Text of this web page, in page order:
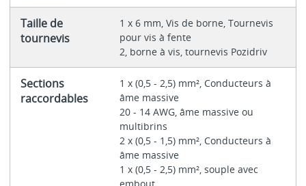
Taille de
tournevis
1 x 6 mm, Vis de borne, Tournevis
pour vis à fente
2, borne à vis, tournevis Pozidriv
Sections
raccordables
1 x (0,5 - 2,5) mm², Conducteurs à
âme massive
20 - 14 AWG, âme massive ou
multibrins
2 x (0,5 - 1,5) mm², Conducteurs à
âme massive
1 x (0,5 - 2,5) mm², souple avec